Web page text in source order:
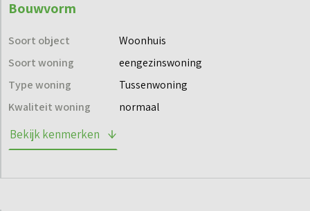
hobbyatelier. Met een zolder van circa 26 m² kun je
gemakkelijk een extra slaapkamer creëren. Kortom: ruimte
Bouwvorm
Soort object
Woonhuis
Soort woning
eengezinswoning
Type woning
Tussenwoning
Kwaliteit woning
normaal
Bekijk kenmerken